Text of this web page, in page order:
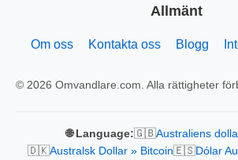
Allmänt
Om oss Kontakta oss Blogg
© 2026 Omvandlare.com. Alla rättigheter
🌐 Language:🇬🇧Australiens
🇩🇰Australsk Dollar » Bitcoin🇪🇸Dólar